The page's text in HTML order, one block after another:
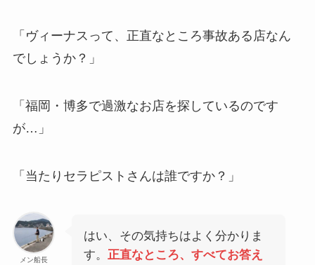
「ヴィーナスって、正直なところ事故ある店なん
でしょうか？」
「福岡・博多で過激なお店を探しているのです
が…」
「当たりセラピストさんは誰ですか？」
メン船長
はい、その気持ちはよく分かりま
す。 正直なところ、すべてお答え